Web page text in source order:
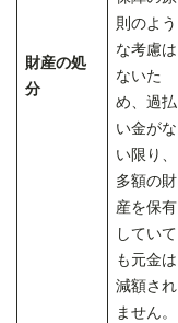
財産の処
分
則のよう
な考慮は
ないた
め、過払
い金がな
い限り、
多額の財
産を保有
していて
も元金は
減額され
ません。